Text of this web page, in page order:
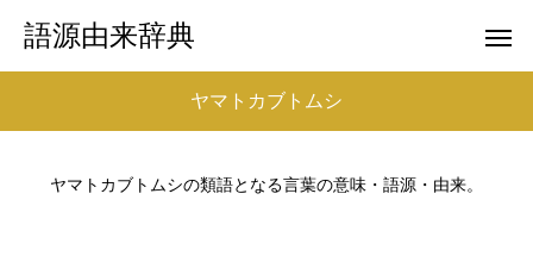
語源由来辞典
ヤマトカブトムシ
ヤマトカブトムシの類語となる言葉の意味・語源・由来。